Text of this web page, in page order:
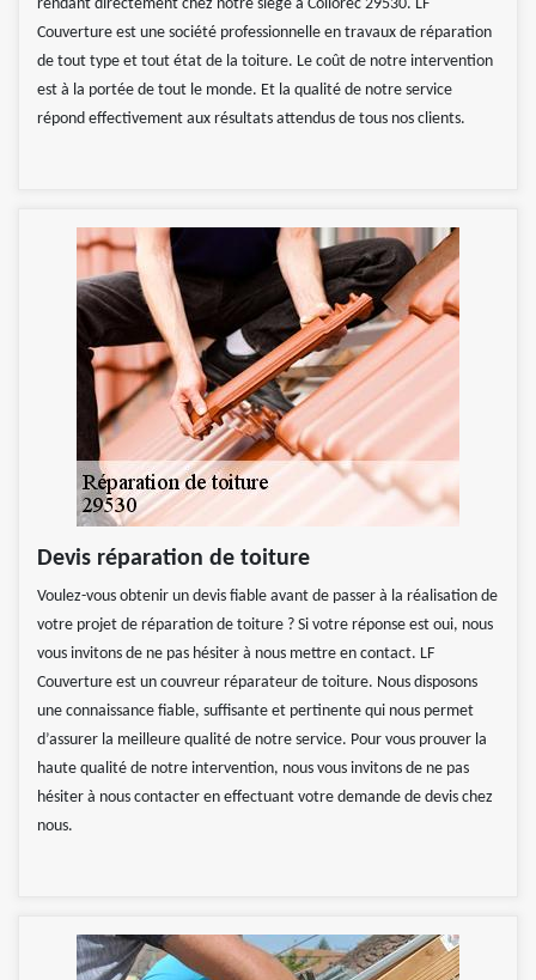
rendant directement chez notre siège à Collorec 29530. LF
Couverture est une société professionnelle en travaux de réparation
de tout type et tout état de la toiture. Le coût de notre intervention
est à la portée de tout le monde. Et la qualité de notre service
répond effectivement aux résultats attendus de tous nos clients.
Devis réparation de toiture
Voulez-vous obtenir un devis fiable avant de passer à la réalisation de
votre projet de réparation de toiture ? Si votre réponse est oui, nous
vous invitons de ne pas hésiter à nous mettre en contact. LF
Couverture est un couvreur réparateur de toiture. Nous disposons
une connaissance fiable, suffisante et pertinente qui nous permet
d’assurer la meilleure qualité de notre service. Pour vous prouver la
haute qualité de notre intervention, nous vous invitons de ne pas
hésiter à nous contacter en effectuant votre demande de devis chez
nous.